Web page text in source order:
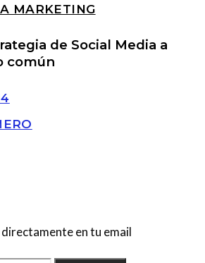
MARKETING
de Social Media a
común
en tu email